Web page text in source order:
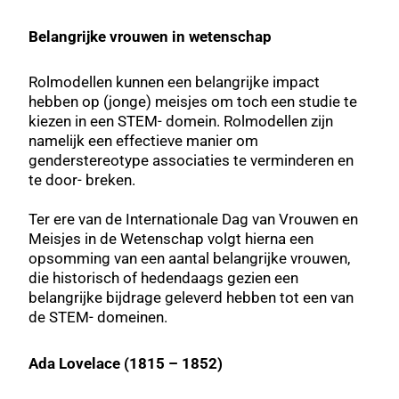
Belangrijke vrouwen in wetenschap
Rolmodellen kunnen een belangrijke impact
hebben op (jonge) meisjes om toch een studie te
kiezen in een STEM- domein. Rolmodellen zijn
namelijk een effectieve manier om
genderstereotype associaties te verminderen en
te door- breken.
Ter ere van de Internationale Dag van Vrouwen en
Meisjes in de Wetenschap volgt hierna een
opsomming van een aantal belangrijke vrouwen,
die historisch of hedendaags gezien een
belangrijke bijdrage geleverd hebben tot een van
de STEM- domeinen.
Ada Lovelace (1815 – 1852)